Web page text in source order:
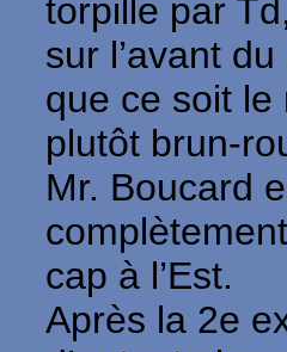
torpille par
sur l’avant du
que ce soit le
plutôt brun-
Mr. Boucard
cap à l’Est.
Après la 2e